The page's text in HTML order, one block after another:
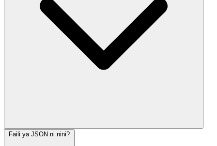
Faili ya JSON ni nini?